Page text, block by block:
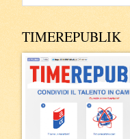
TIMEREPUBLIK